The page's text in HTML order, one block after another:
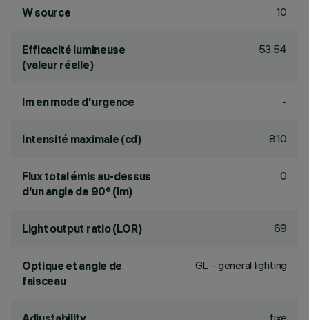
W source 10
Efficacité lumineuse
(valeur réelle)
53.54
lm en mode d'urgence -
Intensité maximale (cd) 810
Flux total émis au-dessus
d'un angle de 90° (lm)
0
Light output ratio (LOR) 69
Optique et angle de
faisceau
GL - general lighting
fixe